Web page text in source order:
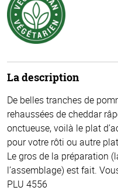
La description
De belles tranches de
rehaussées de cheddar
onctueuse, voilà le plat
pour votre rôti ou autre
Le gros de la préparation
l’assemblage) est fait.
PLU 4556